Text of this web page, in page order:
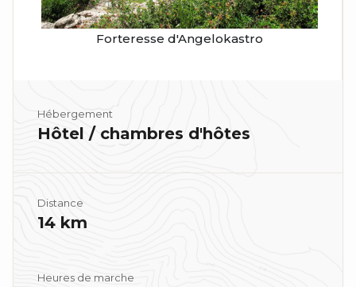
Forteresse d'Angelokastro
Hébergement
Hôtel / chambres d'hôtes
Distance
14 km
Heures de marche